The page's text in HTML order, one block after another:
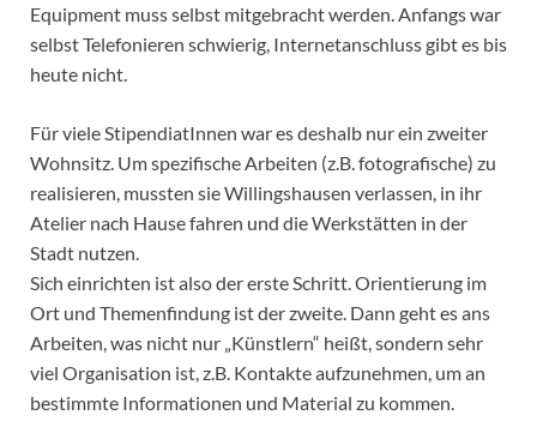
Equipment muss selbst mitgebracht werden. Anfangs war
selbst Telefonieren schwierig, Internetanschluss gibt es bis
heute nicht.
Für viele StipendiatInnen war es deshalb nur ein zweiter
Wohnsitz. Um spezifische Arbeiten (z.B. fotografische) zu
realisieren, mussten sie Willingshausen verlassen, in ihr
Atelier nach Hause fahren und die Werkstätten in der
Stadt nutzen.
Sich einrichten ist also der erste Schritt. Orientierung im
Ort und Themenfindung ist der zweite. Dann geht es ans
Arbeiten, was nicht nur „Künstlern“ heißt, sondern sehr
viel Organisation ist, z.B. Kontakte aufzunehmen, um an
bestimmte Informationen und Material zu kommen.